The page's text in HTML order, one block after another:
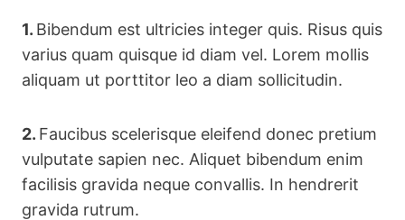
1. Bibendum est ultricies integer quis. Risus quis
varius quam quisque id diam vel. Lorem mollis
aliquam ut porttitor leo a diam sollicitudin.
2. Faucibus scelerisque eleifend donec pretium
vulputate sapien nec. Aliquet bibendum enim
facilisis gravida neque convallis. In hendrerit
gravida rutrum.